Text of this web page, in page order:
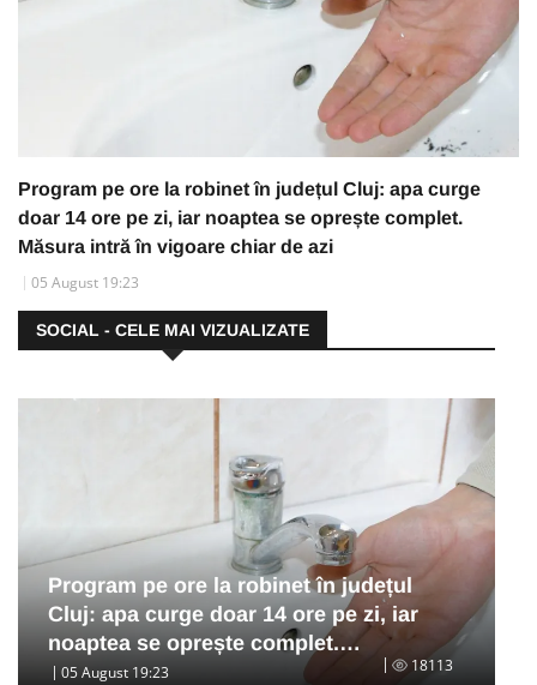
Program pe ore la robinet în județul Cluj: apa curge
doar 14 ore pe zi, iar noaptea se oprește complet.
Măsura intră în vigoare chiar de azi
05 August 19:23
SOCIAL - CELE MAI VIZUALIZATE
Program pe ore la robinet în județul
Cluj: apa curge doar 14 ore pe zi, iar
noaptea se oprește complet.…
05 August 19:23 18113